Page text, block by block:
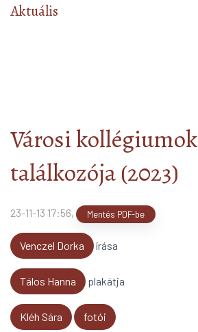
Aktuális
Városi kollégiumok
találkozója (2023)
23-11-13 17:56, Mentés PDF-be
Venczel Dorka írása
Tálos Hanna plakátja
Kléh Sára fotói